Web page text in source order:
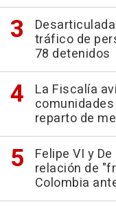
tráfico de
78 detenidos
La Fiscalía
reparto de
Felipe VI y
relación de
Colombia